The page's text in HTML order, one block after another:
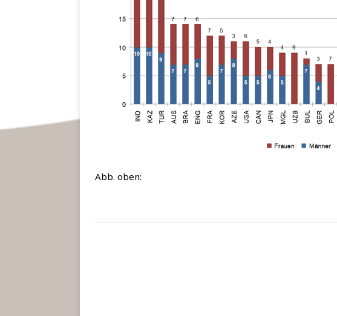
Abb. oben: